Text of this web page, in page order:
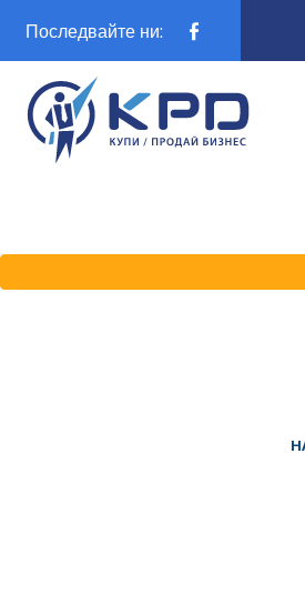
Последвайте ни: